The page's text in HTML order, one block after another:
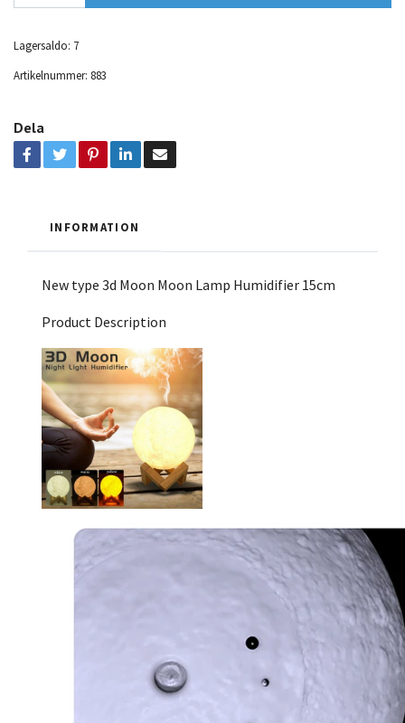
Lagersaldo: 7
Artikelnummer: 883
Dela
INFORMATION
New type 3d Moon Moon Lamp Humidifier 15cm
Product Description